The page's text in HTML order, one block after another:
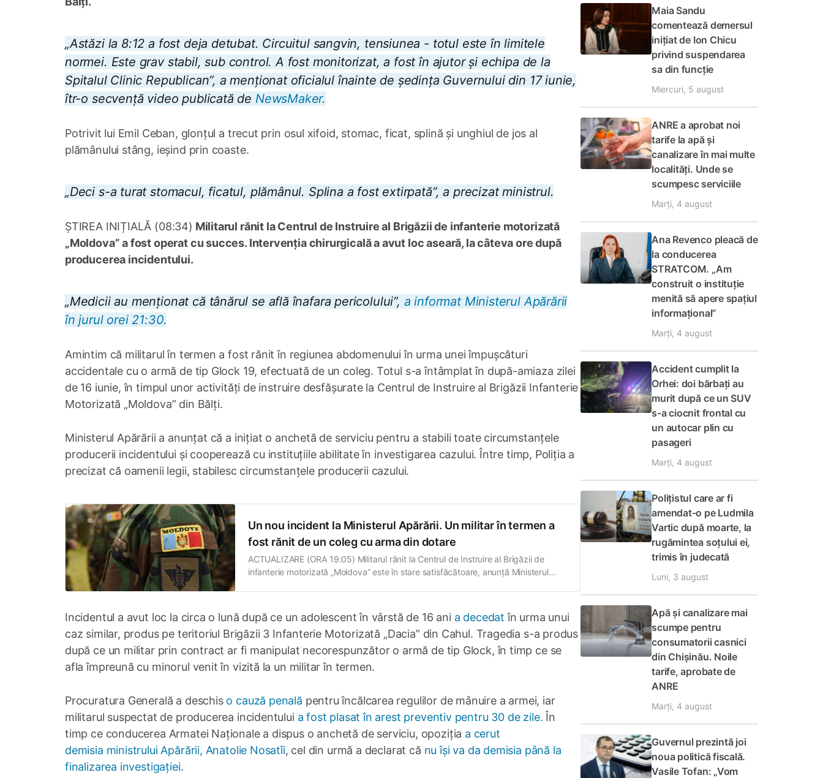
„Astăzi la 8:12 a fost deja detubat. Circuitul sangvin, tensiunea - totul este în limitele
normei. Este grav stabil, sub control. A fost monitorizat, a fost în ajutor și echipa de la
Spitalul Clinic Republican”, a menționat oficialul înainte de ședința Guvernului din 17 iunie,
îtr-o secvență video publicată de NewsMaker.
Potrivit lui Emil Ceban, glonțul a trecut prin osul xifoid, stomac, ficat, splină și unghiul de jos al
plămânului stâng, ieșind prin coaste.
„Deci s-a turat stomacul, ficatul, plămânul. Splina a fost extirpată”, a precizat ministrul.
ȘTIREA INIȚIALĂ (08:34) Militarul rănit la Centrul de Instruire al Brigăzii de infanterie motorizată
„Moldova” a fost operat cu succes. Intervenția chirurgicală a avut loc aseară, la câteva ore după
producerea incidentului.
„Medicii au menționat că tânărul se află înafara pericolului”, a informat Ministerul Apărării
în jurul orei 21:30.
Amintim că militarul în termen a fost rănit în regiunea abdomenului în urma unei împușcături
accidentale cu o armă de tip Glock 19, efectuată de un coleg. Totul s-a întâmplat în după-amiaza zilei
de 16 iunie, în timpul unor activități de instruire desfășurate la Centrul de Instruire al Brigăzii Infanterie
Motorizată „Moldova” din Bălți.
Ministerul Apărării a anunțat că a inițiat o anchetă de serviciu pentru a stabili toate circumstanțele
producerii incidentului și cooperează cu instituțiile abilitate în investigarea cazului. Între timp, Poliția a
precizat că oamenii legii, stabilesc circumstanțele producerii cazului.
Un nou incident la Ministerul Apărării. Un militar în termen a
fost rănit de un coleg cu arma din dotare
ACTUALIZARE (ORA 19:05) Militarul rănit la Centrul de Instruire al Brigăzii de
infanterie motorizată „Moldova” este în stare satisfăcătoare, anunță Ministerul
unității menține legătura cu părinții
Incidentul a avut loc la circa o lună după ce un adolescent în vârstă de 16 ani a decedat în urma unui
caz similar, produs pe teritoriul Brigăzii 3 Infanterie Motorizată „Dacia” din Cahul. Tragedia s-a produs
după ce un militar prin contract ar fi manipulat necorespunzător o armă de tip Glock, în timp ce se
afla împreună cu minorul venit în vizită la un militar în termen.
Procuratura Generală a deschis o cauză penală pentru încălcarea regulilor de mânuire a armei, iar
militarul suspectat de producerea incidentului a fost plasat în arest preventiv pentru 30 de zile. În
timp ce conducerea Armatei Naționale a dispus o anchetă de serviciu, opoziția a cerut
demisia ministrului Apărării, Anatolie Nosatîi, cel din urmă a declarat că nu își va da demisia până la
finalizarea investigației.
Maia Sandu
comentează demersul
inițiat de Ion Chicu
privind suspendarea
sa din funcție
Miercuri, 5 august
ANRE a aprobat noi
tarife la apă și
canalizare în mai multe
localități. Unde se
scumpesc serviciile
Marți, 4 august
Ana Revenco pleacă de
la conducerea
STRATCOM. „Am
construit o instituție
menită să apere spațiul
informațional”
Marți, 4 august
Accident cumplit la
Orhei: doi bărbați au
murit după ce un SUV
s-a ciocnit frontal cu
un autocar plin cu
pasageri
Marți, 4 august
Polițistul care ar fi
amendat-o pe Ludmila
Vartic după moarte, la
rugămintea soțului ei,
trimis în judecată
Luni, 3 august
Apă și canalizare mai
scumpe pentru
consumatorii casnici
din Chișinău. Noile
tarife, aprobate de
ANRE
Marți, 4 august
Guvernul prezintă joi
noua politică fiscală.
Vasile Tofan: „Vom